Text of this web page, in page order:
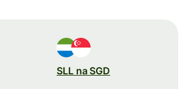
SLL na SGD